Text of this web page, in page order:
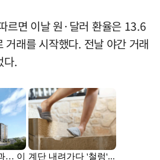
르면 이날 원·달러 환율은 13.6
래를 시작했다. 전날 야간 거래
다.